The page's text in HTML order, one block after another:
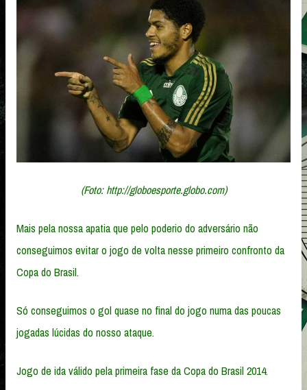
(Foto: http://globoesporte.globo.com)
Mais pela nossa apatia que pelo poderio do adversário não
conseguimos evitar o jogo de volta nesse primeiro confronto da
Copa do Brasil.
Só conseguimos o gol quase no final do jogo numa das poucas
jogadas lúcidas do nosso ataque.
Jogo de ida válido pela primeira fase da Copa do Brasil 2014.